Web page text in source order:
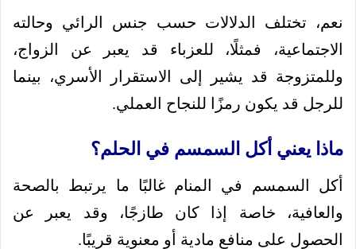
نعم، تختلف الدلالات حسب جنس الرائي وحالته
الاجتماعية، فمثلًا، للعزباء قد يعبر عن الزواج،
وللمتزوجة قد يشير إلى الاستقرار الأسري، بينما
للرجل قد يكون رمزًا للنجاح العملي.
ماذا يعني أكل السمسم في الحلم؟
أكل السمسم في المنام غالبًا ما يرتبط بالصحة
والعافية، خاصة إذا كان طازجًا، وقد يعبر عن
الحصول على منافع مادية أو معنوية قريبًا.